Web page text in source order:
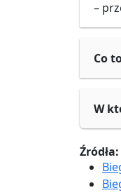
–
Co
W
Źródła: